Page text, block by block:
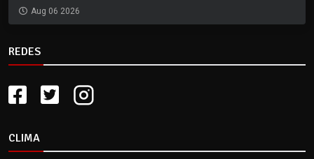
Aug 06 2026
REDES
CLIMA